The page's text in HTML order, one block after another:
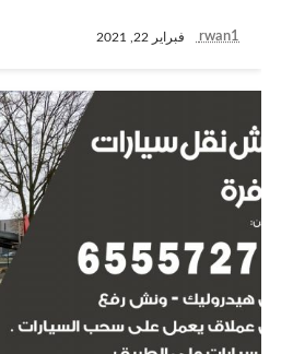
rwan1 فبراير 22, 2021